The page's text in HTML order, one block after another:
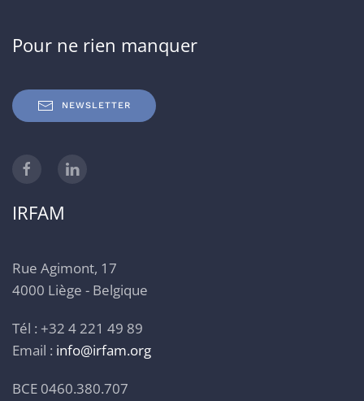
Pour ne rien manquer
NEWSLETTER
IRFAM
Rue Agimont, 17
4000 Liège - Belgique
Tél : +32 4 221 49 89
Email : info@irfam.org
BCE 0460.380.707